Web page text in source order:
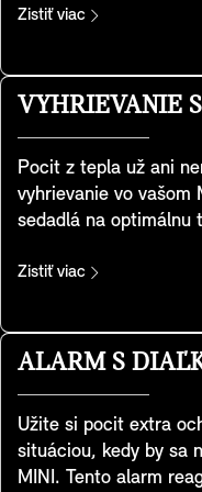
spríjemní zážitok z
aspekt tejto funkcie.
vykurovanie celého
Zistiť viac
VYHRIEVANIE
Pocit z tepla už ani
vyhrievanie vo vašom
sedadlá na optimálnu
Výsledný komfort
môžete jednoducho
Zistiť viac
ALARM S
Užite si pocit extra
situáciou, kedy by sa
MINI. Tento alarm